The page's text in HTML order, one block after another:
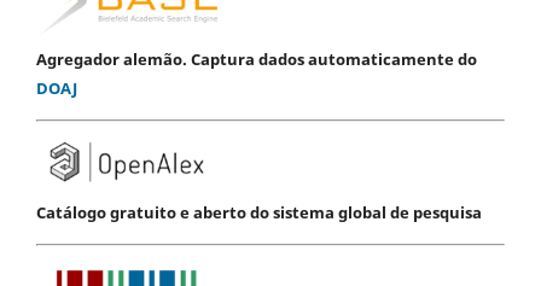
Agregador alemão. Captura dados automaticamente do
DOAJ
Catálogo gratuito e aberto do sistema global de pesquisa